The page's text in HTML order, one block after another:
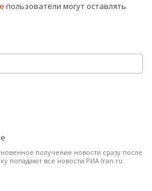
пользователи могут оставлять
получение новости сразу после
попадают все новости РИА Iran.ru.